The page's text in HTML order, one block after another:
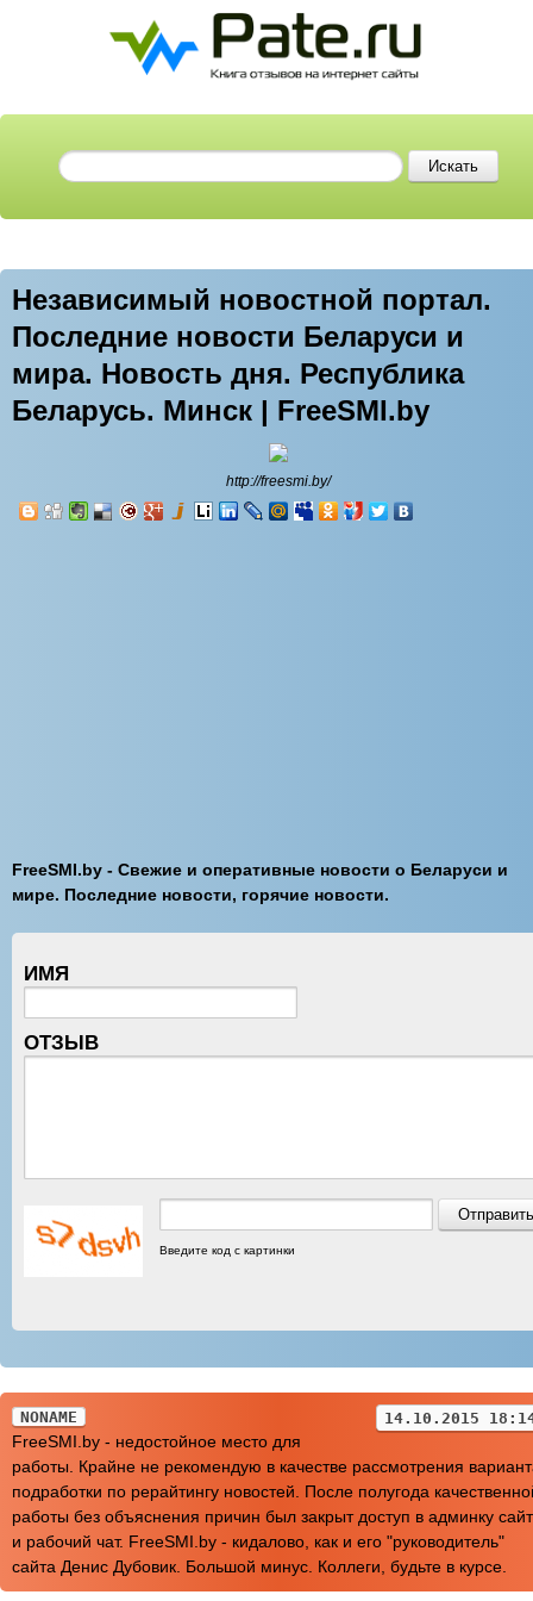
Независимый новостной портал.
Последние новости Беларуси и
мира. Новость дня. Республика
Беларусь. Минск | FreeSMI.by
http://freesmi.by/
FreeSMI.by - Свежие и оперативные новости о Беларуси и
мире. Последние новости, горячие новости.
ИМЯ
ОТЗЫВ
Введите код с картинки
NONAME 14.10.2015
FreeSMI.by - недостойное место для
работы. Крайне не рекомендую в качестве рассмотрения
подработки по рерайтингу новостей. После полугода
работы без объяснения причин был закрыт доступ в админку
и рабочий чат. FreeSMI.by - кидалово, как и его "руководитель"
сайта Денис Дубовик. Большой минус. Коллеги, будьте в курсе.